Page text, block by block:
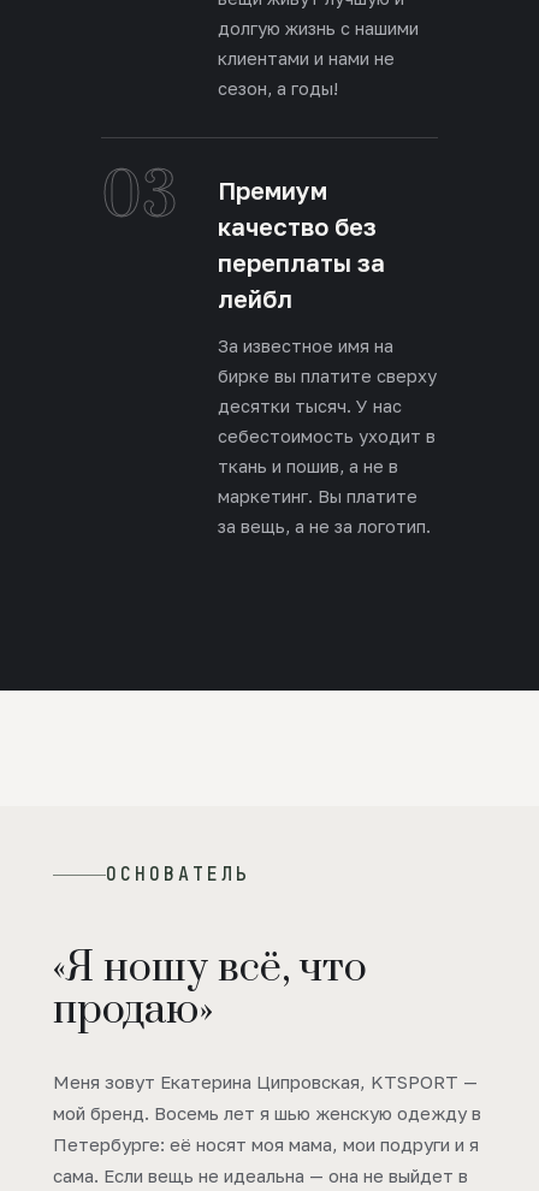
долгую жизнь с нашими
клиентами и нами не
сезон, а годы!
03
Премиум
качество без
переплаты за
лейбл
За известное имя на
бирке вы платите сверху
десятки тысяч. У нас
себестоимость уходит в
ткань и пошив, а не в
маркетинг. Вы платите
за вещь, а не за логотип.
ОСНОВАТЕЛЬ
«Я ношу всё, что
продаю»
Меня зовут Екатерина Ципровская, KTSPORT —
мой бренд. Восемь лет я шью женскую одежду в
Петербурге: её носят моя мама, мои подруги и я
сама. Если вещь не идеальна — она не выйдет в